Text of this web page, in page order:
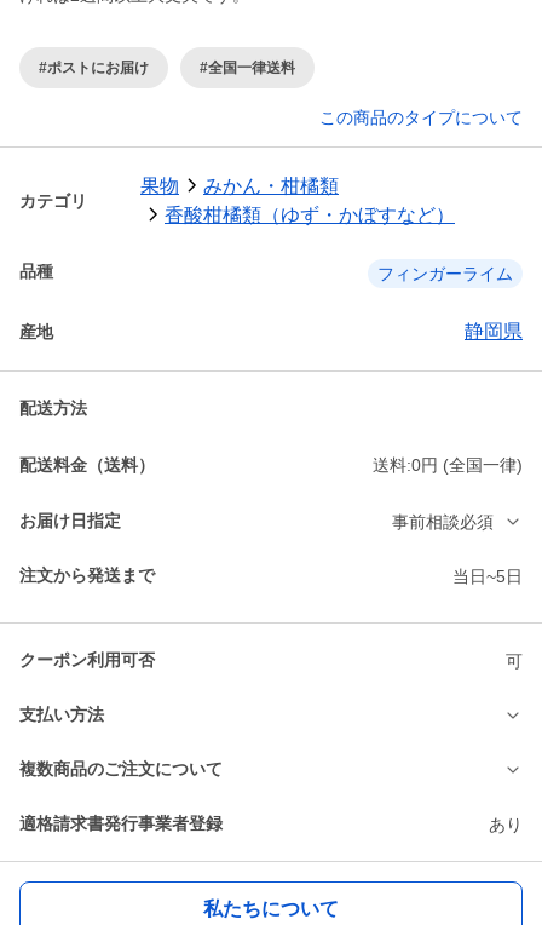
#ポストにお届け #全国一律送料
この商品のタイプについて
カテゴリ
果物
みかん・柑橘類
香酸柑橘類（ゆず・かぼすなど）
品種 フィンガーライム
産地 静岡県
配送方法
配送料金（送料） 送料:0円 (全国一律)
お届け日指定 事前相談必須
注文から発送まで 当日~5日
クーポン利用可否 可
支払い方法
複数商品のご注文について
適格請求書発行事業者登録 あり
私たちについて